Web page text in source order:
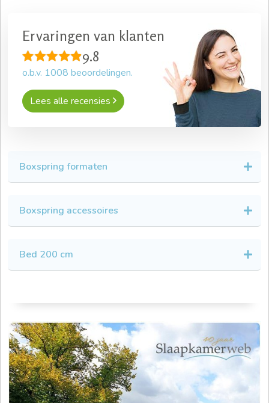
Ervaringen van klanten
9.8
o.b.v. 1008 beoordelingen.
Lees alle recensies
Boxspring formaten
Boxspring accessoires
Bed 200 cm